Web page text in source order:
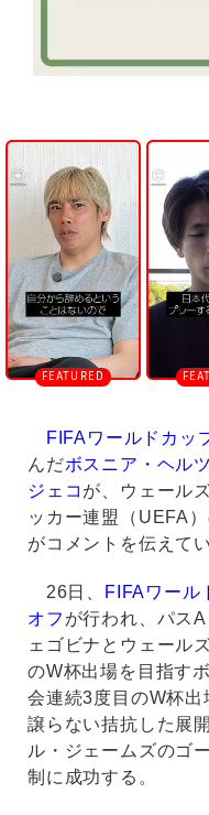
FIFAワールドカッ
んだボスニア・ヘル
ジェコ が、ウェール
ッカー連盟（UEFA
がコメントを伝えてい
26日、
FIFAワール
オフ が行われ、パス
ェゴビナとウェール
のW杯出場を目指す
会連続3度目のW杯
譲らない拮抗した展
ル・ジェームズのゴ
制に成功する。